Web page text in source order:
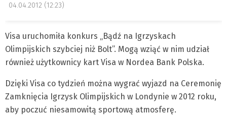
04.04.2012 (12:23)
Visa uruchomiła konkurs „Bądź na Igrzyskach
Olimpijskich szybciej niż Bolt”. Mogą wziąć w nim udział
również użytkownicy kart Visa w Nordea Bank Polska.
Dzięki Visa co tydzień można wygrać wyjazd na Ceremonię
Zamknięcia Igrzysk Olimpijskich w Londynie w 2012 roku,
aby poczuć niesamowitą sportową atmosferę.